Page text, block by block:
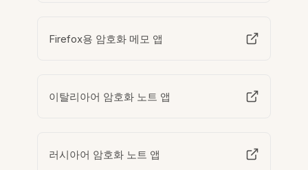
Firefox용 암호화 메모 앱
이탈리아어 암호화 노트 앱
러시아어 암호화 노트 앱